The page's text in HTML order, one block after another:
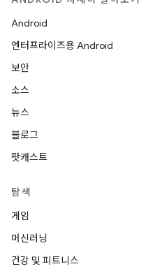
Android
엔터프라이즈용 Android
보안
소스
뉴스
블로그
팟캐스트
탐색
게임
머신러닝
건강 및 피트니스